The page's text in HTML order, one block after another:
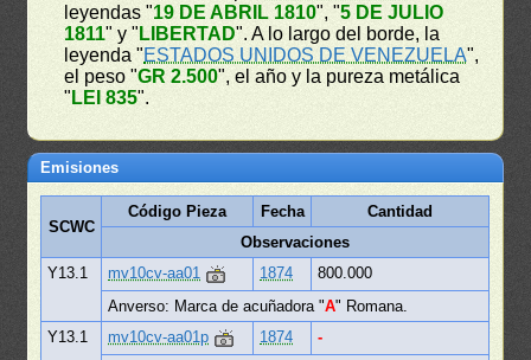
leyendas "19 DE ABRIL 1810", "5 DE JULIO
1811" y " LIBERTAD". A lo largo del borde, la
leyenda "ESTADOS UNIDOS DE VENEZUELA",
el peso "GR 2.500", el año y la pureza metálica
" LEI 835".
Emisiones
SCWC
Código Pieza Fecha
Cantidad
Observaciones
Y13.1
mv10cv-aa01 1874
800.000
Anverso: Marca de acuñadora "A" Romana.
Y13.1
mv10cv-aa01p 1874
-